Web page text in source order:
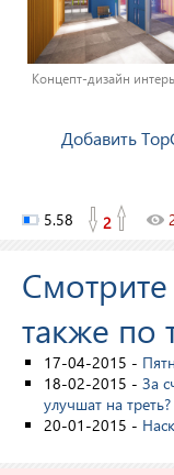
Концепт-дизайн
Добавить
5.58 2
Смотрите
также по
17-04-2015 -
18-02-2015 - За
улучшат на треть?
20-01-2015 -